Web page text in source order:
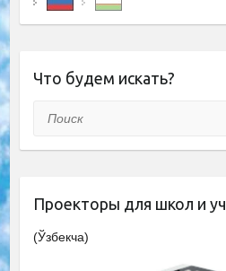
Что будем искать?
Поиск
Проекторы для школ и
(Ўзбекча)